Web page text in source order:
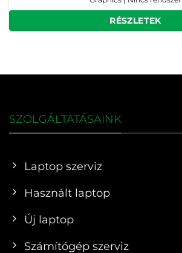
RÉSZLETEK
SZOLGÁLTATÁSAINK
Laptop szerviz
Használt laptop
Új laptop
Számítógép szerviz